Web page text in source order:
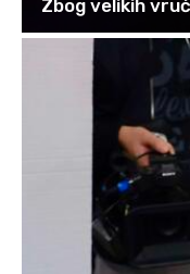
Zbog velikih